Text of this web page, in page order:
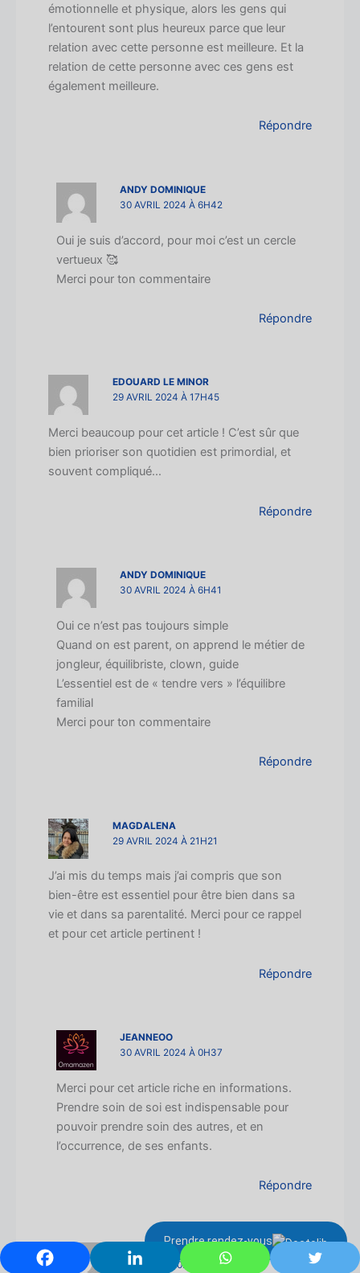
Prendre rendez-vous
émotionnelle et physique, alors les gens qui
l’entourent sont plus heureux parce que leur
relation avec cette personne est meilleure. Et la
relation de cette personne avec ces gens est
également meilleure.
Répondre
ANDY DOMINIQUE
30 AVRIL 2024 À 6H42
Oui je suis d’accord, pour moi c’est un cercle
vertueux 🥰
Merci pour ton commentaire
Répondre
EDOUARD LE MINOR
29 AVRIL 2024 À 17H45
Merci beaucoup pour cet article ! C’est sûr que
bien prioriser son quotidien est primordial, et
souvent compliqué…
Répondre
ANDY DOMINIQUE
30 AVRIL 2024 À 6H41
Oui ce n’est pas toujours simple
Quand on est parent, on apprend le métier de
jongleur, équilibriste, clown, guide
L’essentiel est de « tendre vers » l’équilibre
familial
Merci pour ton commentaire
Répondre
MAGDALENA
29 AVRIL 2024 À 21H21
J’ai mis du temps mais j’ai compris que son
bien-être est essentiel pour être bien dans sa
vie et dans sa parentalité. Merci pour ce rappel
et pour cet article pertinent !
Répondre
JEANNEOO
30 AVRIL 2024 À 0H37
Merci pour cet article riche en informations.
Prendre soin de soi est indispensable pour
pouvoir prendre soin des autres, et en
l’occurrence, de ses enfants.
Répondre
ANDY DOMINIQUE
30 AVRIL 2024 À 6H37